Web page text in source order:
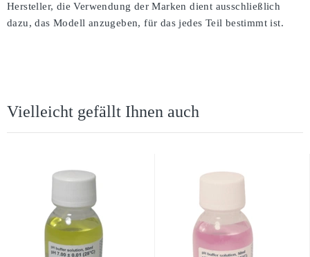
Hersteller, die Verwendung der Marken dient ausschließlich
dazu, das Modell anzugeben, für das jedes Teil bestimmt ist.
Vielleicht gefällt Ihnen auch